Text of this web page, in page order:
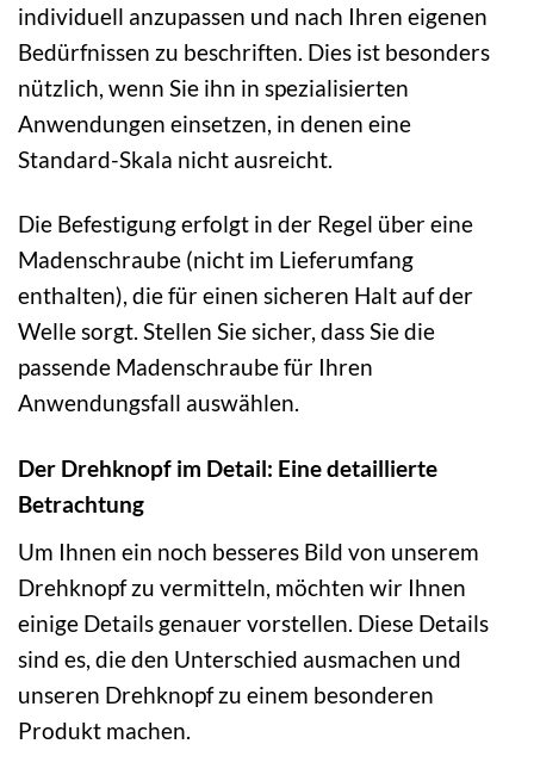
individuell anzupassen und nach Ihren eigenen
Bedürfnissen zu beschriften. Dies ist besonders
nützlich, wenn Sie ihn in spezialisierten
Anwendungen einsetzen, in denen eine
Standard-Skala nicht ausreicht.
Die Befestigung erfolgt in der Regel über eine
Madenschraube (nicht im Lieferumfang
enthalten), die für einen sicheren Halt auf der
Welle sorgt. Stellen Sie sicher, dass Sie die
passende Madenschraube für Ihren
Anwendungsfall auswählen.
Der Drehknopf im Detail: Eine detaillierte
Betrachtung
Um Ihnen ein noch besseres Bild von unserem
Drehknopf zu vermitteln, möchten wir Ihnen
einige Details genauer vorstellen. Diese Details
sind es, die den Unterschied ausmachen und
unseren Drehknopf zu einem besonderen
Produkt machen.